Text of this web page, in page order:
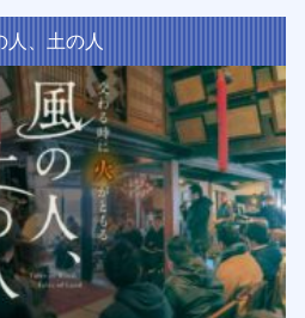
人、土の人